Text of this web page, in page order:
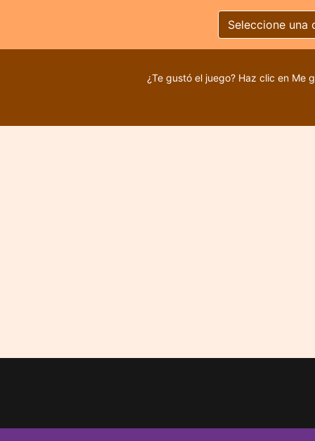
Seleccione una
¿Te gustó el juego? Haz clic en Me